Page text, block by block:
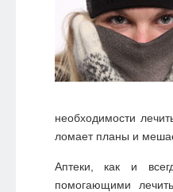
необходимости
ломает планы и
Аптеки, как и
помогающими